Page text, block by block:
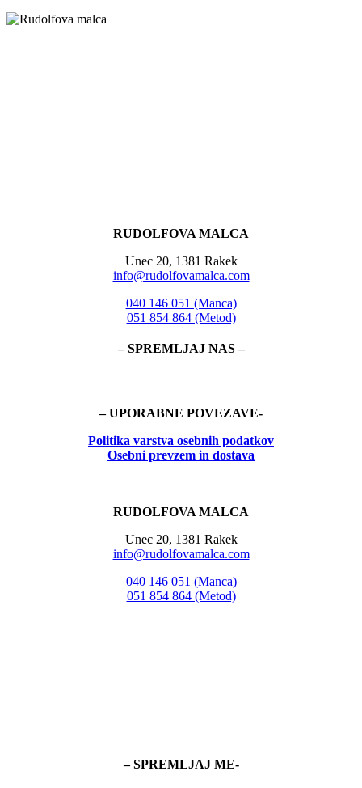
RUDOLFOVA MALCA
Unec 20, 1381 Rakek
info@rudolfovamalca.com
040 146 051 (Manca)
051 854 864 (Metod)
– SPREMLJAJ NAS –
– UPORABNE POVEZAVE-
Politika varstva osebnih podatkov
Osebni prevzem in dostava
RUDOLFOVA MALCA
Unec 20, 1381 Rakek
info@rudolfovamalca.com
040 146 051 (Manca)
051 854 864 (Metod)
– SPREMLJAJ ME-